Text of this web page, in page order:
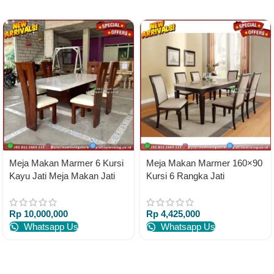
Meja Makan Marmer 6 Kursi
Kayu Jati Meja Makan Jati
Rp 10,000,000
Whatsapp Us
Meja Makan Marmer 160×90
Kursi 6 Rangka Jati
Rp 4,425,000
Whatsapp Us